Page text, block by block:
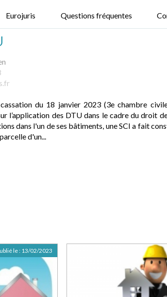
Eurojuris Questions fréquentes
du 18 janvier 2023 (3e chambre
l’application des DTU dans le cadre du droit
dans l'un de ses bâtiments, une SCI a fait
d'un...
le : 13/02/2023